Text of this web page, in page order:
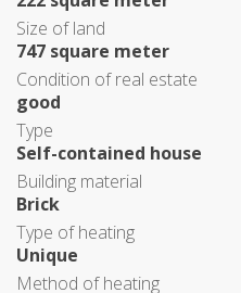
Size of land
747 square meter
Condition of real estate
good
Type
Self-contained house
Building material
Brick
Type of heating
Unique
Method of heating